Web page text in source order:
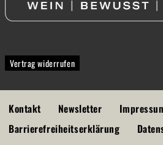
Vertrag widerrufen
Kontakt Newsletter
Barrierefreiheitserklärung